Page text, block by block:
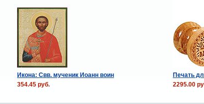
Икона: Свв. мученик Иоанн воин
Печать
354.45 руб. 2295.00